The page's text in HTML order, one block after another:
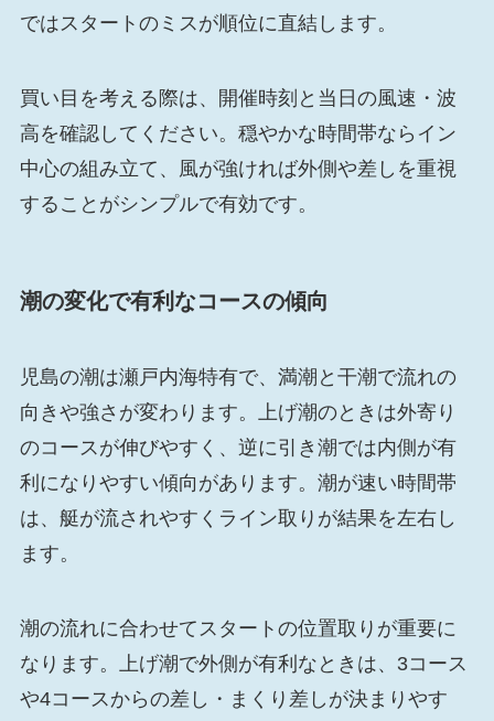
ではスタートのミスが順位に直結します。
買い目を考える際は、開催時刻と当日の風速・波
高を確認してください。穏やかな時間帯ならイン
中心の組み立て、風が強ければ外側や差しを重視
することがシンプルで有効です。
潮の変化で有利なコースの傾向
児島の潮は瀬戸内海特有で、満潮と干潮で流れの
向きや強さが変わります。上げ潮のときは外寄り
のコースが伸びやすく、逆に引き潮では内側が有
利になりやすい傾向があります。潮が速い時間帯
は、艇が流されやすくライン取りが結果を左右し
ます。
潮の流れに合わせてスタートの位置取りが重要に
なります。上げ潮で外側が有利なときは、3コース
や4コースからの差し・まくり差しが決まりやす